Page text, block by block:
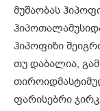
მუშაობას
ჰიპოფიზი
თუ დაბალია,
ფარისებრი